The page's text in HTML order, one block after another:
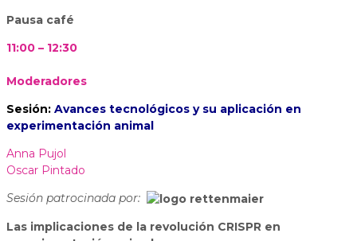
Pausa café
11:00 – 12:30
Moderadores
Sesión: Avances tecnológicos y su aplicación en
experimentación animal
Anna Pujol
Oscar Pintado
Sesión patrocinada por:
Las implicaciones de la revolución CRISPR en